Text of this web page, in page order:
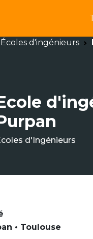
Écoles d'ingénieurs
d'Ingénieurs
• Toulouse